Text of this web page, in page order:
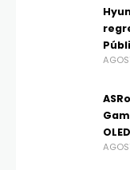
OLED